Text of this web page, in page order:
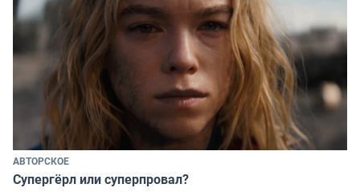
АВТОРСКОЕ
Супергёрл или суперпровал?